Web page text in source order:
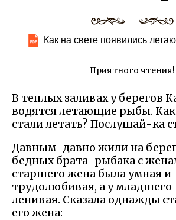
Как на свете появились
Приятного чтения!
В теплых заливах у берегов
водятся летающие рыбы.
стали летать? Послушай-ка
Давным-давно жили на
бедных брата-рыбака с
старшего жена была умная и
трудолюбивая, а у младшего
ленивая. Сказала однажды
его жена: